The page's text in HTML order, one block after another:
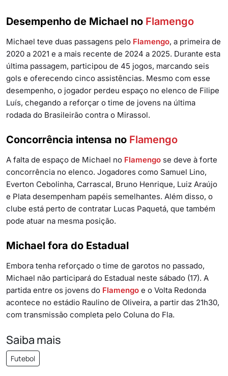
Desempenho de Michael no Flamengo
Michael teve duas passagens pelo Flamengo, a primeira de
2020 a 2021 e a mais recente de 2024 a 2025. Durante esta
última passagem, participou de 45 jogos, marcando seis
gols e oferecendo cinco assistências. Mesmo com esse
desempenho, o jogador perdeu espaço no elenco de Filipe
Luís, chegando a reforçar o time de jovens na última
rodada do Brasileirão contra o Mirassol.
Concorrência intensa no Flamengo
A falta de espaço de Michael no Flamengo se deve à forte
concorrência no elenco. Jogadores como Samuel Lino,
Everton Cebolinha, Carrascal, Bruno Henrique, Luiz Araújo
e Plata desempenham papéis semelhantes. Além disso, o
clube está perto de contratar Lucas Paquetá, que também
pode atuar na mesma posição.
Michael fora do Estadual
Embora tenha reforçado o time de garotos no passado,
Michael não participará do Estadual neste sábado (17). A
partida entre os jovens do Flamengo e o Volta Redonda
acontece no estádio Raulino de Oliveira, a partir das 21h30,
com transmissão completa pelo Coluna do Fla.
Saiba mais
Futebol